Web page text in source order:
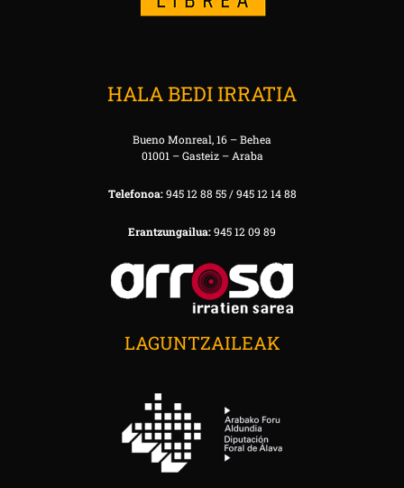
HALA BEDI IRRATIA
Bueno Monreal, 16 – Behea
01001 – Gasteiz – Araba
Telefonoa:945 12 88 55 / 945 12 14 88
Erantzungailua:945 12 09 89
LAGUNTZAILEAK